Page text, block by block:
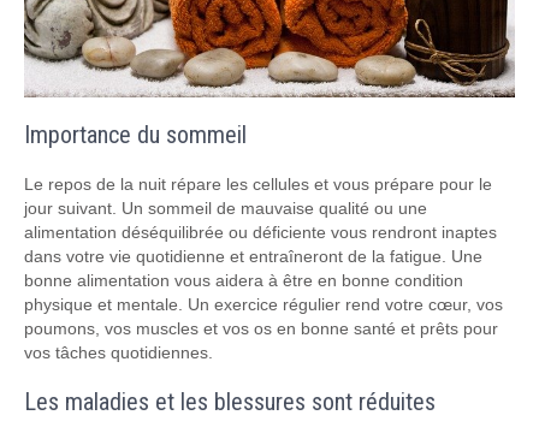
Importance du sommeil
Le repos de la nuit répare les cellules et vous prépare pour le
jour suivant. Un sommeil de mauvaise qualité ou une
alimentation déséquilibrée ou déficiente vous rendront inaptes
dans votre vie quotidienne et entraîneront de la fatigue. Une
bonne alimentation vous aidera à être en bonne condition
physique et mentale. Un exercice régulier rend votre cœur, vos
poumons, vos muscles et vos os en bonne santé et prêts pour
vos tâches quotidiennes.
Les maladies et les blessures sont réduites